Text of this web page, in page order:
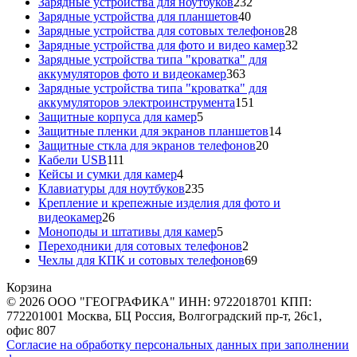
Зарядные устройства для планшетов4040
товаров
Зарядные устройства для сотовых телефонов2828
товаров
Зарядные устройства для фото и видео камер32
Зарядные устройства типа "кроватка" для
аккумуляторов фото и видеокамер363363
товара
Зарядные устройства типа "кроватка" для
аккумуляторов электроинструмента151
Защитные корпуса для камер55
товаров
Защитные пленки для экранов планшетов1414
Защитные сткла для экранов телефонов2020
Кабели USB111
товаров
Кейсы и сумки для камер44
товара
Клавиатуры для ноутбуков235235
товаров
Крепление и крепежные изделия для фото и
видеокамер2626
товаров
Моноподы и штативы для камер55
товаров
Переходники для сотовых телефонов2
товара
Чехлы для КПК и сотовых телефонов6969
Корзина
© 2026 ООО "ГЕОГРАФИКА" ИНН: 9722018701 КПП:
772201001 Москва, БЦ Россия, Волгоградский пр-т, 26с1,
офис 807
Согласие на обработку персональных данных при заполнении